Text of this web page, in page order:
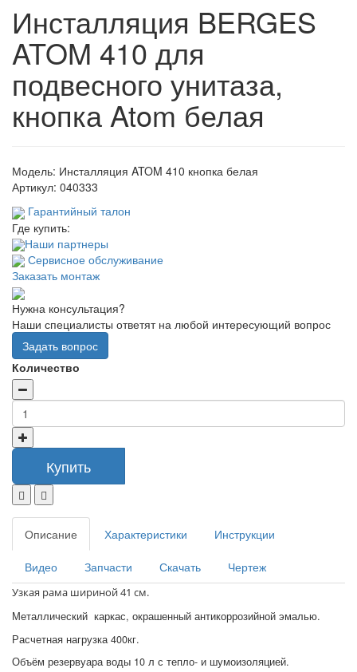
Инсталляция BERGES
ATOM 410 для
подвесного унитаза,
кнопка Atom белая
Модель: Инсталляция ATOM 410 кнопка белая
Артикул: 040333
Гарантийный талон
Где купить:
Наши партнеры
Сервисное обслуживание
Заказать монтаж
Нужна консультация?
Наши специалисты ответят на любой интересующий вопрос
Задать вопрос
Количество
Купить
Описание Характеристики Инструкции
Видео Запчасти Скачать Чертеж
Узкая рама шириной 41 см.
Металлический каркас, окрашенный антикоррозийной эмалью.
Расчетная нагрузка 400кг.
Объём резервуара воды 10 л с тепло- и шумоизоляцией.